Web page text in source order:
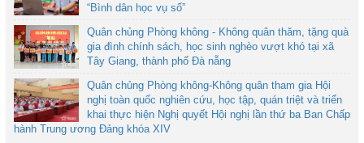
“Bình dân học vụ số”
Quân chủng Phòng không - Không quân thăm, tặng quà
gia đình chính sách, học sinh nghèo vượt khó tại xã
Tây Giang, thành phố Đà nẵng
Quân chủng Phòng không-Không quân tham gia Hội
nghị toàn quốc nghiên cứu, học tập, quán triệt và triển
khai thực hiện Nghị quyết Hội nghị lần thứ ba Ban Chấp
hành Trung ương Đảng khóa XIV